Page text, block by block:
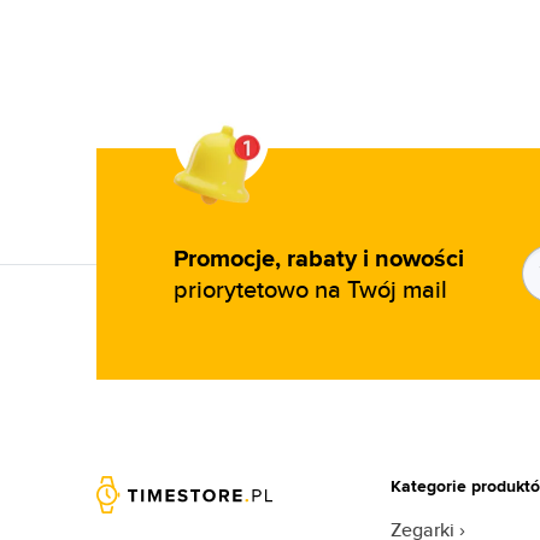
Clean (57)
Clinique (18)
Costume National (11)
Creed (65)
Custo Barcelona (1)
Promocje, rabaty i nowości
priorytetowo na Twój mail
Kategorie
Zegarki